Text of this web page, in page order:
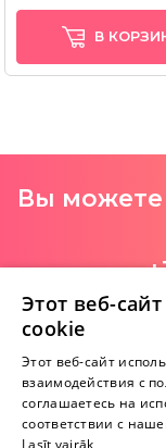
В
Вы можете
Этот веб-
cookie
Этот веб-сайт
взаимодействия с
соглашаетесь на
соответствии с
Lasīt vairāk